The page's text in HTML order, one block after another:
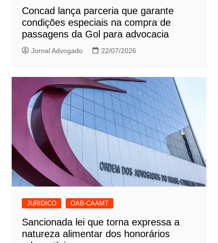
Concad lança parceria que garante
condições especiais na compra de
passagens da Gol para advocacia
Jornal Advogado 22/07/2026
JURIDICO OAB-CAAMT
Sancionada lei que torna expressa a
natureza alimentar dos honorários